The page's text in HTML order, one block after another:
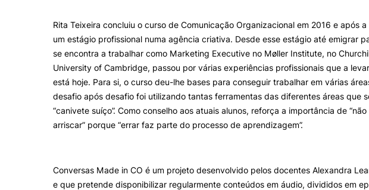
INVESTIGAÇÃO E
PROJETOS
Investigação/Intervenção
Prémios e Distinções
Núcleos de Investigação
Laboratório ROBOCORP
ALUNOS
Bolsas
Calendários
Horários
Recursos
Regulamentos e Despachos
Estatutos Especiais
KNOWLEDGE
Pós-Graduações
Formação Especializada
Microcredenciações
Escola de Línguas
Formative Offer General
Search
Rita Teixeira concluiu o curso de Comunicação Organizacional em 2016 e após
um estágio profissional numa agência criativa. Desde esse estágio até emigrar
se encontra a trabalhar como Marketing Executive no Møller Institute, no
University of Cambridge, passou por várias experiências profissionais que a
está hoje. Para si, o curso deu-lhe bases para conseguir trabalhar em várias
desafio após desafio foi utilizando tantas ferramentas das diferentes áreas que
“canivete suíço”. Como conselho aos atuais alunos, reforça a importância de
arriscar” porque “errar faz parte do processo de aprendizagem”.
Conversas Made in CO é um projeto desenvolvido pelos docentes Alexandra
e que pretende disponibilizar regularmente conteúdos em áudio, divididos em